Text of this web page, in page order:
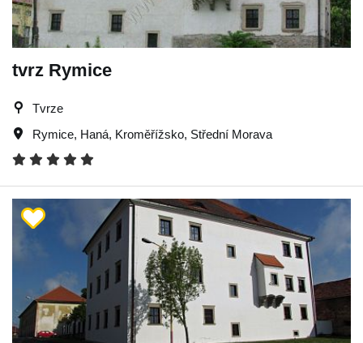
tvrz Rymice
Tvrze
Rymice, Haná, Kroměřížsko, Střední Morava